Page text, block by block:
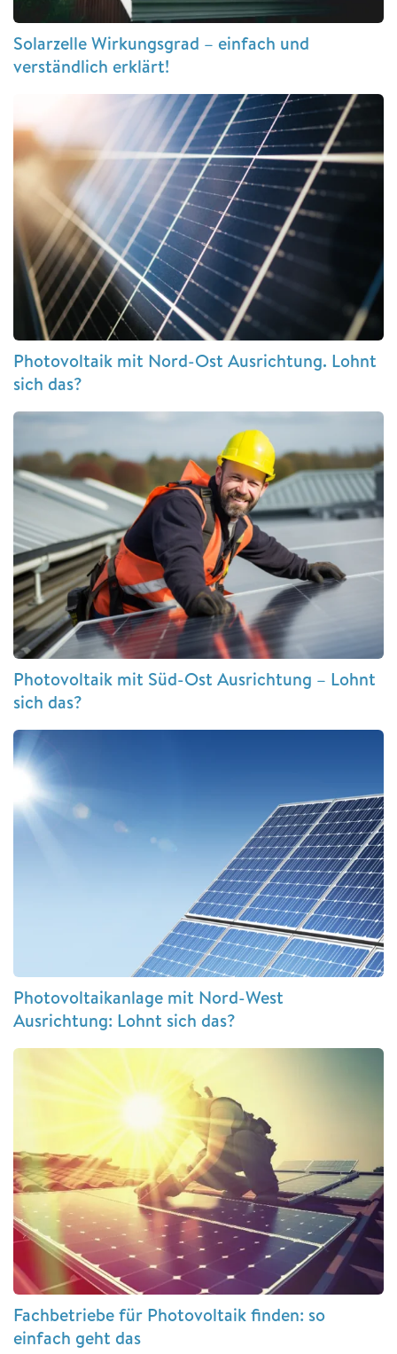
Solarzelle Wirkungsgrad – einfach und
verständlich erklärt!
Photovoltaik mit Nord-Ost Ausrichtung. Lohnt
sich das?
Photovoltaik mit Süd-Ost Ausrichtung – Lohnt
sich das?
Photovoltaikanlage mit Nord-West
Ausrichtung: Lohnt sich das?
Fachbetriebe für Photovoltaik finden: so
einfach geht das